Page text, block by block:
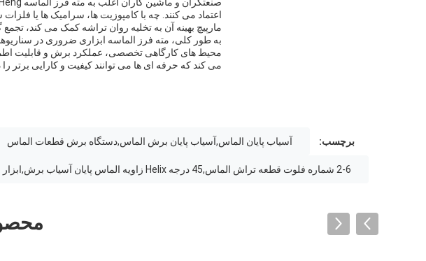
اعتماد می کنند. چه با کامپوزیت ها، سرامیک ها یا
مارپیچ بهینه آن به تخلیه روان تراشه کمک می کند،
به طور کلی، مته فرز الماسه ابزاری ضروری در
می کند که حرفه ای ها می توانند کیفیت و کارایی برتر
برچسب: آسیاب پایان الماس,آسیاب پایان برش الماس,دستگاه برش قطعات الماس
2-6 شماره فلوت قطعه تراش الماس,45 درجه Helix زاویه الماس پایان آسیاب برش,ابزار برش الماس از نوع شاخه مستقیم